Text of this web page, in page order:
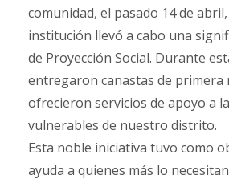
comunidad, el pasado 14 de
institución llevó a cabo una
de Proyección Social. Durante
entregaron canastas de primera
ofrecieron servicios de apoyo a
vulnerables de nuestro distrito.
Esta noble iniciativa tuvo como
ayuda a quienes más lo